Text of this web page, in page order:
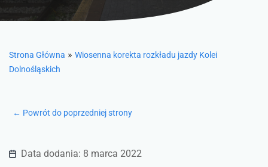
Strona Główna » Wiosenna korekta rozkładu jazdy Kolei
Dolnośląskich
← Powrót do poprzedniej strony
Data dodania: 8 marca 2022